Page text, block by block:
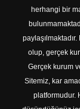
herhangi bir
olup, gerçek
Gerçek kurum
Sitemiz, kar
platformudur.